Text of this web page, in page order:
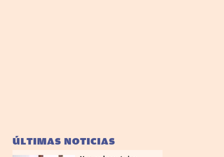
ÚLTIMAS NOTICIAS